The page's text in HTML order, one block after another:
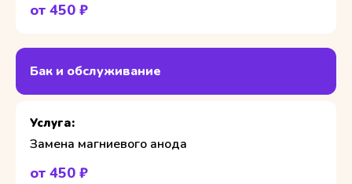
от 450 ₽
Бак и обслуживание
Замена магниевого анода
от 450 ₽